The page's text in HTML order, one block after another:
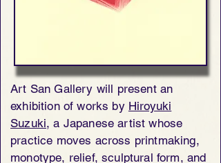
Art San Gallery will present an
exhibition of works by Hiroyuki
Suzuki, a Japanese artist whose
practice moves across printmaking,
monotype, relief, sculptural form, and